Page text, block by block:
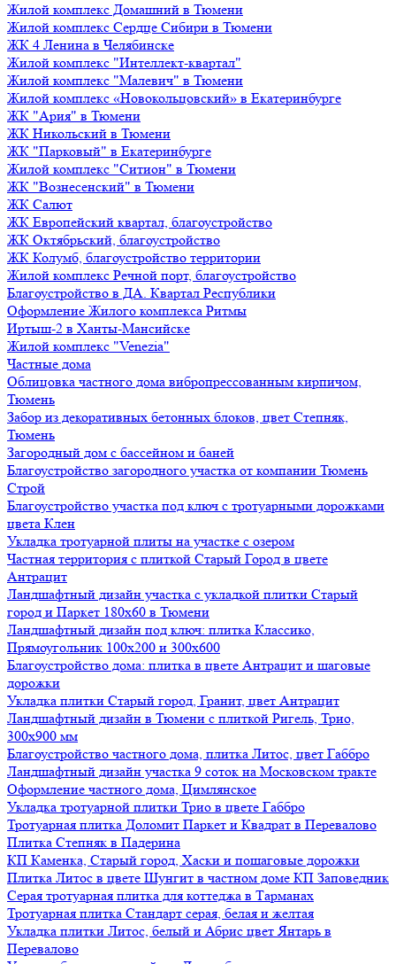
Жилой комплекс Домашний в Тюмени
Жилой комплекс Сердце Сибири в Тюмени
ЖК 4 Ленина в Челябинске
Жилой комплекс "Интеллект-квартал"
Жилой комплекс "Малевич" в Тюмени
Жилой комплекс «Новокольцовский» в Екатеринбурге
ЖК "Ария" в Тюмени
ЖК Никольский в Тюмени
ЖК "Парковый" в Екатеринбурге
Жилой комплекс "Ситион" в Тюмени
ЖК "Вознесенский" в Тюмени
ЖК Салют
ЖК Европейский квартал, благоустройство
ЖК Октябрьский, благоустройство
ЖК Колумб, благоустройство территории
Жилой комплекс Речной порт, благоустройство
Благоустройство в ДА. Квартал Республики
Оформление Жилого комплекса Ритмы
Иртыш-2 в Ханты-Мансийске
Жилой комплекс "Venezia"
Частные дома
Облицовка частного дома вибропрессованным кирпичом,
Тюмень
Забор из декоративных бетонных блоков, цвет Степняк,
Тюмень
Загородный дом с бассейном и баней
Благоустройство загородного участка от компании Тюмень
Строй
Благоустройство участка под ключ с тротуарными дорожками
цвета Клен
Укладка тротуарной плиты на участке с озером
Частная территория с плиткой Старый Город в цвете
Антрацит
Ландшафтный дизайн участка с укладкой плитки Старый
город и Паркет 180х60 в Тюмени
Ландшафтный дизайн под ключ: плитка Классико,
Прямоугольник 100х200 и 300х600
Благоустройство дома: плитка в цвете Антрацит и шаговые
дорожки
Укладка плитки Старый город, Гранит, цвет Антрацит
Ландшафтный дизайн в Тюмени с плиткой Ригель, Трио,
300х900 мм
Благоустройство частного дома, плитка Литос, цвет Габбро
Ландшафтный дизайн участка 9 соток на Московском тракте
Оформление частного дома, Цимлянское
Укладка тротуарной плитки Трио в цвете Габбро
Тротуарная плитка Доломит Паркет и Квадрат в Перевалово
Плитка Степняк в Падерина
КП Каменка, Старый город, Хаски и пошаговые дорожки
Плитка Литос в цвете Шунгит в частном доме КП Заповедник
Серая тротуарная плитка для коттеджа в Тарманах
Тротуарная плитка Стандарт серая, белая и желтая
Укладка плитки Литос, белый и Абрис цвет Янтарь в
Перевалово